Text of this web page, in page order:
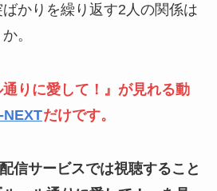
かりを繰り返す2人の関係は
。
りに愛して！』が見れる動
NEXTだけです。
信サービスでは視聴すること